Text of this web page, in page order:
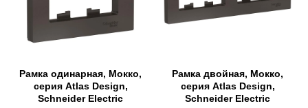
Рамка одинарная, Мокко,
серия Atlas Design,
Schneider Electric
Рамка двойная, Мокко,
серия Atlas Design,
Schneider Electric